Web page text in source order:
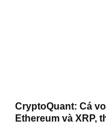
CryptoQuant: Cá
Ethereum và XRP,